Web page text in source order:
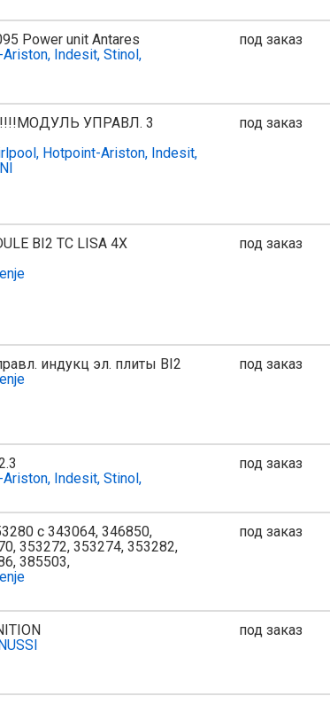
Power unit Antares
Indesit, Stinol,
под заказ
УПРАВЛ. 3
Hotpoint-Ariston, Indesit,
под заказ
BI2 TC LISA 4X
под заказ
индукц эл. плиты BI2
под заказ
Indesit, Stinol,
под заказ
с 343064, 346850,
353272, 353274, 353282,
385503,
под заказ
под заказ